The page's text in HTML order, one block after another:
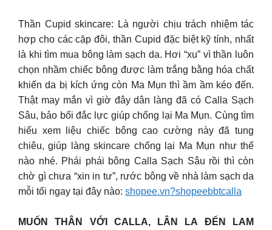
Thần Cupid skincare: Là người chịu trách nhiệm tác
hợp cho các cặp đôi, thần Cupid đặc biệt kỹ tính, nhất
là khi tìm mua bông làm sạch da. Hơi “xu” vì thần luôn
chọn nhầm chiếc bông được làm trắng bằng hóa chất
khiến da bị kích ứng còn Ma Mụn thì ầm ầm kéo đến.
Thật may mắn vì giờ đây dân làng đã có Calla Sạch
Sâu, bảo bối đắc lực giúp chống lại Ma Mụn. Cùng tìm
hiểu xem liệu chiếc bông cao cường này đã tung
chiêu, giúp làng skincare chống lại Ma Mụn như thế
nào nhé. Phái phái bông Calla Sạch Sâu rồi thì còn
chờ gì chưa “xin in tư”, rước bông về nhà làm sạch da
mỗi tối ngay tại đây nào: shopee.vn?shopeebbtcalla
MUỐN THÂN VỚI CALLA, LÂN LA ĐẾN LAM